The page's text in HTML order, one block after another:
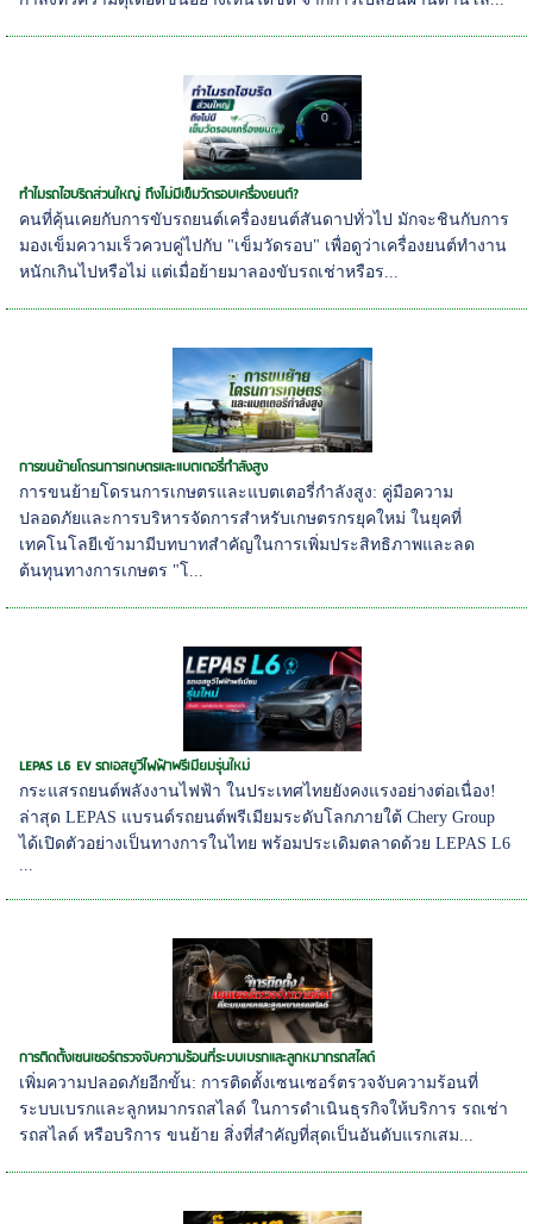
ทำไมรถไฮบริดส่วนใหญ่ ถึงไม่มีเข็มวัดรอบเครื่องยนต์?
คนที่คุ้นเคยกับการขับรถยนต์เครื่องยนต์สันดาปทั่วไป มักจะชินกับการ
มองเข็มความเร็วควบคู่ไปกับ "เข็มวัดรอบ" เพื่อดูว่าเครื่องยนต์ทำงาน
หนักเกินไปหรือไม่ แต่เมื่อย้ายมาลองขับรถเช่าหรือร...
การขนย้ายโดรนการเกษตรและแบตเตอรี่กำลังสูง
การขนย้ายโดรนการเกษตรและแบตเตอรี่กำลังสูง: คู่มือความ
ปลอดภัยและการบริหารจัดการสำหรับเกษตรกรยุคใหม่ ในยุคที่
เทคโนโลยีเข้ามามีบทบาทสำคัญในการเพิ่มประสิทธิภาพและลด
ต้นทุนทางการเกษตร "โ...
LEPAS L6 EV รถเอสยูวีไฟฟ้าพรีเมียมรุ่นใหม่
กระแสรถยนต์พลังงานไฟฟ้า ในประเทศไทยยังคงแรงอย่างต่อเนื่อง!
ล่าสุด LEPAS แบรนด์รถยนต์พรีเมียมระดับโลกภายใต้ Chery Group
ได้เปิดตัวอย่างเป็นทางการในไทย พร้อมประเดิมตลาดด้วย LEPAS L6
...
การติดตั้งเซนเซอร์ตรวจจับความร้อนที่ระบบเบรกและลูกหมากรถสไลด์
เพิ่มความปลอดภัยอีกขั้น: การติดตั้งเซนเซอร์ตรวจจับความร้อนที่
ระบบเบรกและลูกหมากรถสไลด์ ในการดำเนินธุรกิจให้บริการ รถเช่า
รถสไลด์ หรือบริการ ขนย้าย สิ่งที่สำคัญที่สุดเป็นอันดับแรกเสม...